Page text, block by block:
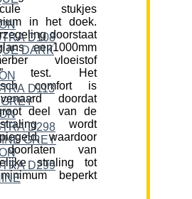
stukjes
in het doek.
doorstaat
een1000mm
vloeistof
test. Het
comfort is
doordat
deel van de
wordt
waardoor
van
straling tot
beperkt